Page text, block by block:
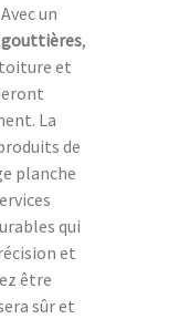
un
gouttières,
et
La
de
planche
qui
et
être
sûr et